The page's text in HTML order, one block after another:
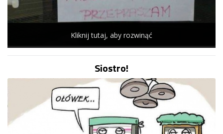
Kliknij tutaj, aby rozwinąć
Siostro!